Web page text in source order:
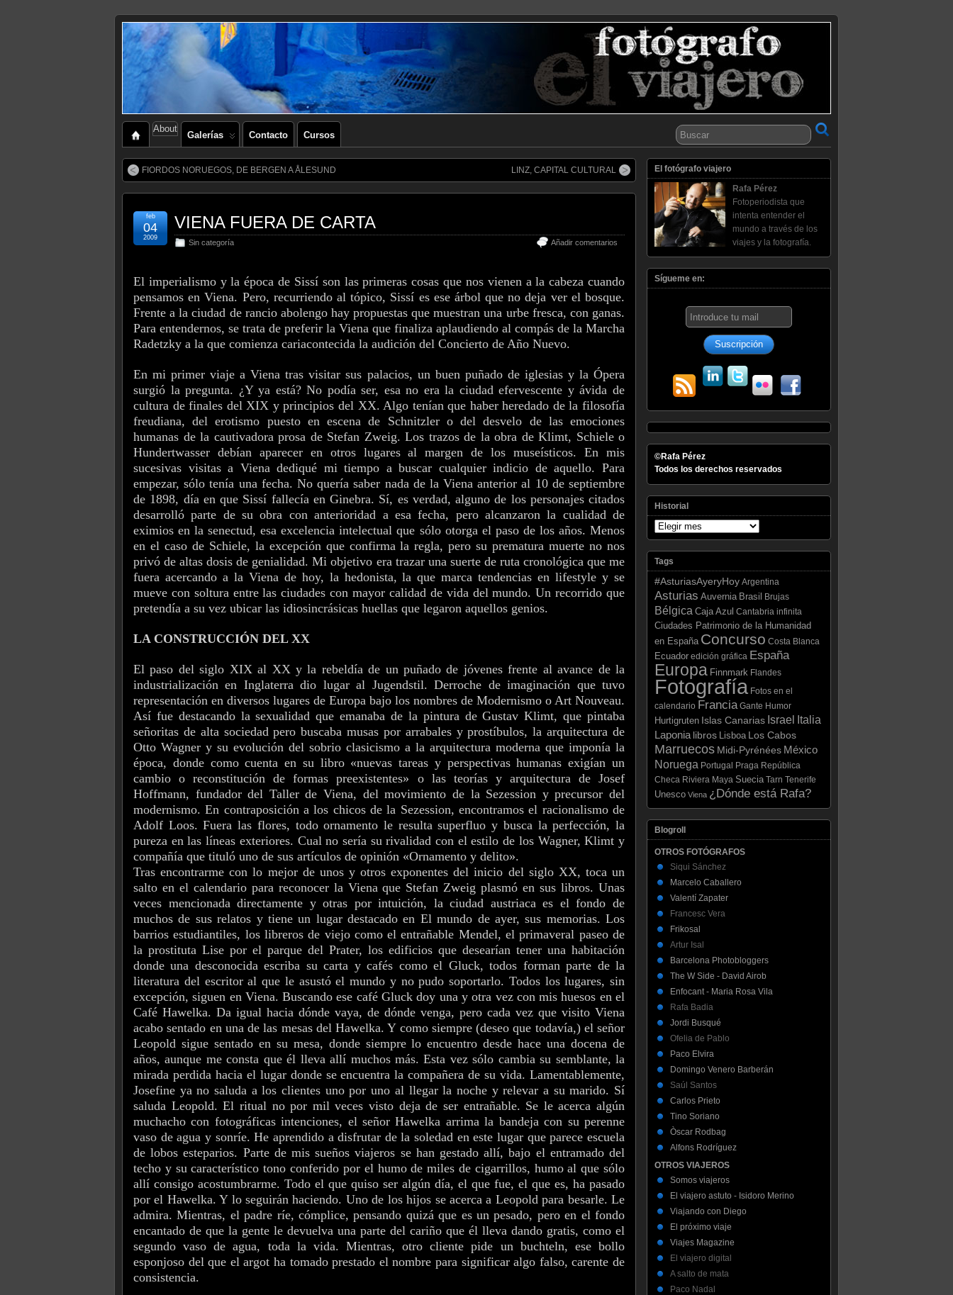
About
Galerías Contacto Cursos
FIORDOS NORUEGOS, DE BERGEN A ÅLESUND LINZ, CAPITAL CULTURAL
VIENA FUERA DE CARTA
Sin categoría Añadir comentarios
feb
04
2009
El imperialismo y la época de Sissí son las primeras cosas que nos vienen a la cabeza cuando
pensamos en Viena. Pero, recurriendo al tópico, Sissí es ese árbol que no deja ver el bosque.
Frente a la ciudad de rancio abolengo hay propuestas que muestran una urbe fresca, con ganas.
Para entendernos, se trata de preferir la Viena que finaliza aplaudiendo al compás de la Marcha
Radetzky a la que comienza cariacontecida la audición del Concierto de Año Nuevo.
En mi primer viaje a Viena tras visitar sus palacios, un buen puñado de iglesias y la Ópera
surgió la pregunta. ¿Y ya está? No podía ser, esa no era la ciudad efervescente y ávida de
cultura de finales del XIX y principios del XX. Algo tenían que haber heredado de la filosofía
freudiana, del erotismo puesto en escena de Schnitzler o del desvelo de las emociones
humanas de la cautivadora prosa de Stefan Zweig. Los trazos de la obra de Klimt, Schiele o
Hundertwasser debían aparecer en otros lugares al margen de los museísticos. En mis
sucesivas visitas a Viena dediqué mi tiempo a buscar cualquier indicio de aquello. Para
empezar, sólo tenía una fecha. No quería saber nada de la Viena anterior al 10 de septiembre
de 1898, día en que Sissí fallecía en Ginebra. Sí, es verdad, alguno de los personajes citados
desarrolló parte de su obra con anterioridad a esa fecha, pero alcanzaron la cualidad de
eximios en la senectud, esa excelencia intelectual que sólo otorga el paso de los años. Menos
en el caso de Schiele, la excepción que confirma la regla, pero su prematura muerte no nos
privó de altas dosis de genialidad. Mi objetivo era trazar una suerte de ruta cronológica que me
fuera acercando a la Viena de hoy, la hedonista, la que marca tendencias en lifestyle y se
mueve con soltura entre las ciudades con mayor calidad de vida del mundo. Un recorrido que
pretendía a su vez ubicar las idiosincrásicas huellas que legaron aquellos genios.
LA CONSTRUCCIÓN DEL XX
El paso del siglo XIX al XX y la rebeldía de un puñado de jóvenes frente al avance de la
industrialización en Inglaterra dio lugar al Jugendstil. Derroche de imaginación que tuvo
representación en diversos lugares de Europa bajo los nombres de Modernismo o Art Nouveau.
Así fue destacando la sexualidad que emanaba de la pintura de Gustav Klimt, que pintaba
señoritas de alta sociedad pero buscaba musas por arrabales y prostíbulos, la arquitectura de
Otto Wagner y su evolución del sobrio clasicismo a la arquitectura moderna que imponía la
época, donde como cuenta en su libro «nuevas tareas y perspectivas humanas exigían un
cambio o reconstitución de formas preexistentes» o las teorías y arquitectura de Josef
Hoffmann, fundador del Taller de Viena, del movimiento de la Sezession y precursor del
modernismo. En contraposición a los chicos de la Sezession, encontramos el racionalismo de
Adolf Loos. Fuera las flores, todo ornamento le resulta superfluo y busca la perfección, la
pureza en las líneas exteriores. Cual no sería su rivalidad con el estilo de los Wagner, Klimt y
compañía que tituló uno de sus artículos de opinión «Ornamento y delito».
Tras encontrarme con lo mejor de unos y otros exponentes del inicio del siglo XX, toca un
salto en el calendario para reconocer la Viena que Stefan Zweig plasmó en sus libros. Unas
veces mencionada directamente y otras por intuición, la ciudad austriaca es el fondo de
muchos de sus relatos y tiene un lugar destacado en El mundo de ayer, sus memorias. Los
barrios estudiantiles, los libreros de viejo como el entrañable Mendel, el primaveral paseo de
la prostituta Lise por el parque del Prater, los edificios que desearían tener una habitación
donde una desconocida escriba su carta y cafés como el Gluck, todos forman parte de la
literatura del escritor al que le asustó el mundo y no pudo soportarlo. Todos los lugares, sin
excepción, siguen en Viena. Buscando ese café Gluck doy una y otra vez con mis huesos en el
Café Hawelka. Da igual hacia dónde vaya, de dónde venga, pero cada vez que visito Viena
acabo sentado en una de las mesas del Hawelka. Y como siempre (deseo que todavía,) el señor
Leopold sigue sentado en su mesa, donde siempre lo encuentro desde hace una docena de
años, aunque me consta que él lleva allí muchos más. Esta vez sólo cambia su semblante, la
mirada perdida hacia el lugar donde se encuentra la compañera de su vida. Lamentablemente,
Josefine ya no saluda a los clientes uno por uno al llegar la noche y relevar a su marido. Sí
saluda Leopold. El ritual no por mil veces visto deja de ser entrañable. Se le acerca algún
muchacho con fotográficas intenciones, el señor Hawelka arrima la bandeja con su perenne
vaso de agua y sonríe. He aprendido a disfrutar de la soledad en este lugar que parece escuela
de lobos esteparios. Parte de mis sueños viajeros se han gestado allí, bajo el entramado del
techo y su característico tono conferido por el humo de miles de cigarrillos, humo al que sólo
allí consigo acostumbrarme. Todo el que quiso ser algún día, el que fue, el que es, ha pasado
por el Hawelka. Y lo seguirán haciendo. Uno de los hijos se acerca a Leopold para besarle. Le
admira.Mientras, el padre ríe, cómplice, pensando quizá que es un pesado, pero en el fondo
encantado de que la gente le devuelva una parte del cariño que él lleva dando gratis, como el
segundo vaso de agua, toda la vida. Mientras, otro cliente pide un buchteln, ese bollo
esponjoso del que el argot ha tomado prestado el nombre para significar algo falso, carente de
consistencia.
El fotógrafo viajero
Rafa Pérez
Fotoperiodista que
intenta entender el
mundo a través de los
viajes y la fotografía.
Sígueme en:
©Rafa Pérez
Todos los derechos reservados
Historial
Tags
#AsturiasAyeryHoy Argentina
Asturias Auvernia Brasil Brujas
Bélgica Caja Azul Cantabria infinita
Ciudades Patrimonio de la Humanidad
en España Concurso Costa Blanca
Ecuador edición gráfica España
Europa Finnmark Flandes
Fotografía Fotos en el
calendario Francia Gante Humor
Hurtigruten Islas Canarias Israel Italia
Laponia libros Lisboa Los Cabos
Marruecos Midi-Pyrénées México
Noruega Portugal Praga República
Checa Riviera Maya Suecia Tarn Tenerife
Unesco Viena ¿Dónde está Rafa?
Blogroll
OTROS FOTÓGRAFOS
Siqui Sánchez
Marcelo Caballero
Valentí Zapater
Francesc Vera
Frikosal
Artur Isal
Barcelona Photobloggers
The W Side - David Airob
Enfocant - Maria Rosa Vila
Rafa Badia
Jordi Busqué
Ofelia de Pablo
Paco Elvira
Domingo Venero Barberán
Saúl Santos
Carlos Prieto
Tino Soriano
Òscar Rodbag
Alfons Rodríguez
OTROS VIAJEROS
Somos viajeros
El viajero astuto - Isidoro Merino
Viajando con Diego
El próximo viaje
Viajes Magazine
El viajero digital
A salto de mata
Paco Nadal